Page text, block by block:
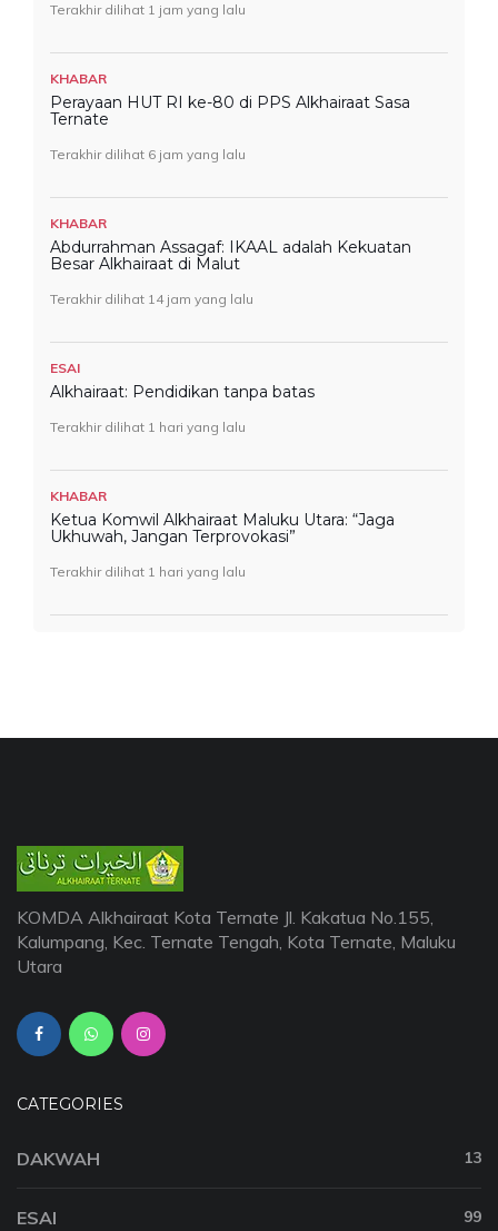
Terakhir dilihat 1 jam yang lalu
KHABAR
Perayaan HUT RI ke-80 di PPS Alkhairaat Sasa
Ternate
Terakhir dilihat 6 jam yang lalu
KHABAR
Abdurrahman Assagaf: IKAAL adalah Kekuatan
Besar Alkhairaat di Malut
Terakhir dilihat 14 jam yang lalu
ESAI
Alkhairaat: Pendidikan tanpa batas
Terakhir dilihat 1 hari yang lalu
KHABAR
Ketua Komwil Alkhairaat Maluku Utara: “Jaga
Ukhuwah, Jangan Terprovokasi”
Terakhir dilihat 1 hari yang lalu
KOMDA Alkhairaat Kota Ternate Jl. Kakatua No.155,
Kalumpang, Kec. Ternate Tengah, Kota Ternate, Maluku
Utara
CATEGORIES
DAKWAH 13
ESAI 99